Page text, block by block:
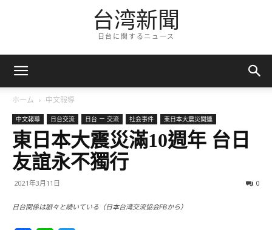
台湾新聞
日台に関するニュース
ホーム 中文報導
中文報導 日台交流 日台 ー 交流 社会事件 東日本大震災関連
東日本大震災滿10週年 台日
友誼永不獨行
2021年3月11日 0
日台関係は脈々と続いている（日本台湾交流協会FBから）